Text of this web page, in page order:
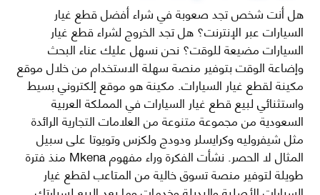
هل أنت شخص تجد صعوبة في شراء أفضل قطع غيار
السيارات عبر الإنترنت؟ هل تجد الخروج لشراء قطع غيار
السيارات مضيعة للوقت؟ نحن نسهل عليك عناء البحث
وإضاعة الوقت بتوفير منصة سهلة الاستخدام من خلال موقع
مكينة لقطع غيار السيارات. مكينة هو موقع إلكتروني بسيط
واستثنائي لبيع قطع غيار السيارات في المملكة العربية
السعودية من مجموعة متنوعة من العلامات التجارية الرائدة
مثل شيفروليه وكرايسلر ودودج ولكزس وتويوتا على سبيل
المثال لا الحصر. نشأت الفكرة وراء مفهوم Mkena منذ فترة
طويلة لتوفير منصة تسوق خالية من المتاعب لقطع غيار